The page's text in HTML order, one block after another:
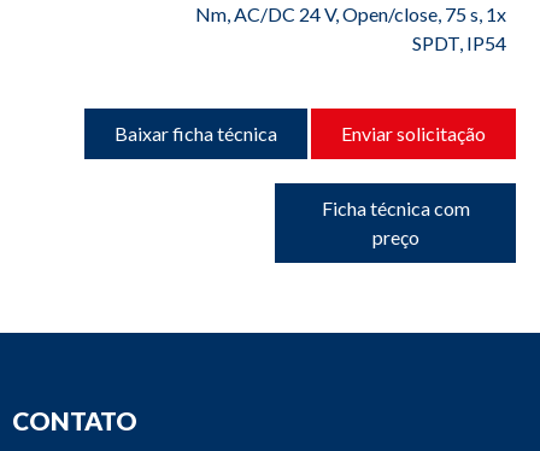
Nm, AC/DC 24 V, Open/close, 75 s, 1x
SPDT, IP54
Baixar ficha técnica Enviar solicitação
Ficha técnica com
preço
CONTATO